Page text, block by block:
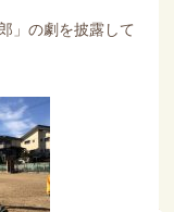
」の劇を披露して